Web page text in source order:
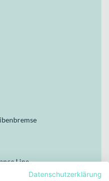
Line
Datenschutzerklärung